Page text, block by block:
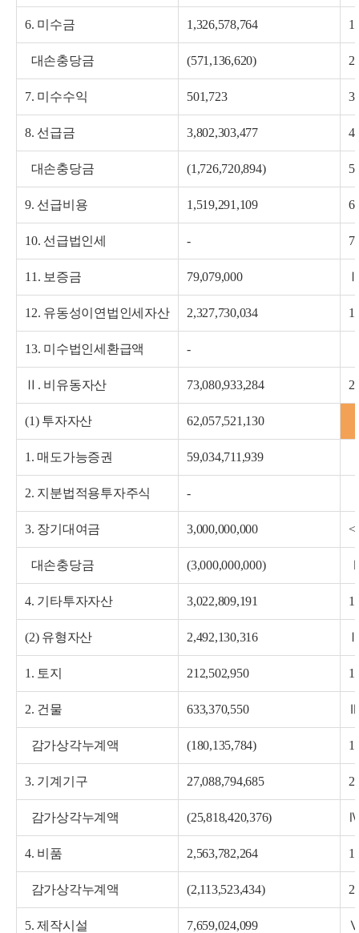
6. 미수금 1,326,578,764
대손충당금 (571,136,620)
7. 미수수익 501,723
8. 선급금 3,802,303,477
대손충당금 (1,726,720,894)
9. 선급비용 1,519,291,109
10. 선급법인세 -
11. 보증금 79,079,000
12. 유동성이연법인세자산 2,327,730,034
13. 미수법인세환급액 -
Ⅱ. 비유동자산 73,080,933,284
(1) 투자자산 62,057,521,130
1. 매도가능증권 59,034,711,939
2. 지분법적용투자주식 -
3. 장기대여금 3,000,000,000 <
대손충당금 (3,000,000,000)
4. 기타투자자산 3,022,809,191
(2) 유형자산 2,492,130,316
1. 토지 212,502,950
2. 건물 633,370,550
감가상각누계액 (180,135,784)
3. 기계기구 27,088,794,685
감가상각누계액 (25,818,420,376)
4. 비품 2,563,782,264
감가상각누계액 (2,113,523,434)
5. 제작시설 7,659,024,099